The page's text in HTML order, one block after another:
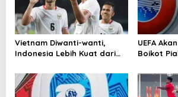
p
o
s
Vietnam Diwanti-wanti,
Indonesia Lebih Kuat dari
UEFA
Boikot